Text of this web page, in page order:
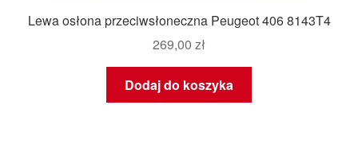
Lewa osłona przeciwsłoneczna Peugeot 406 8143T4
269,00 zł
Dodaj do koszyka